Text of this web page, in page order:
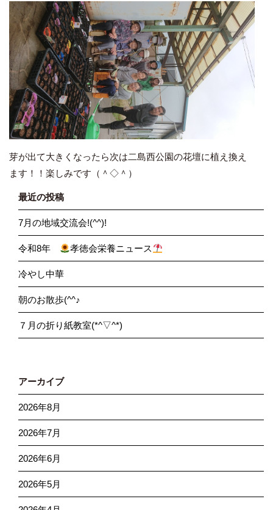
芽が出て大きくなったら次は二島西公園の花壇に植え換え
ます！！楽しみです（＾◇＾）
最近の投稿
7月の地域交流会!(^^)!
令和8年 孝徳会栄養ニュース
冷やし中華
朝のお散歩(^^♪
７月の折り紙教室(*^▽^*)
アーカイブ
2026年8月
2026年7月
2026年6月
2026年5月